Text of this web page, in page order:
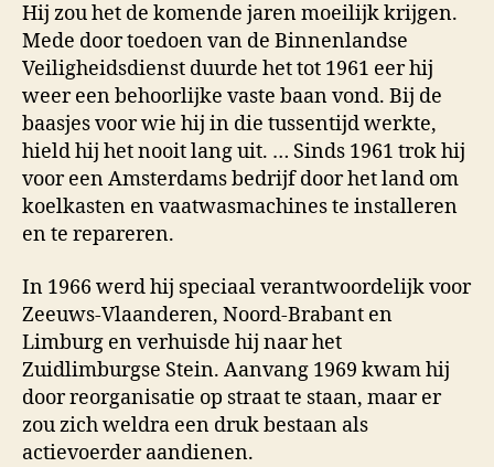
Hij zou het de komende jaren moeilijk krijgen.
Mede door toedoen van de Binnen­landse
Veiligheids­dienst duurde het tot 1961 eer hij
weer een behoorlijke vaste baan vond. Bij de
baas­jes voor wie hij in die tussentijd werkte,
hield hij het nooit lang uit. … Sinds 1961 trok hij
voor een Amsterdams bedrijf door het land om
koelkas­ten en vaatwas­machines te instal­leren
en te repareren.
In 1966 werd hij speci­aal verantwoordelijk voor
Zeeuws‑­Vlaanderen, Noord‑­Brabant en
Limburg en verhuisde hij naar het
Zuidlimburgse Stein. Aanvang 1969 kwam hij
door reorganisatie op straat te staan, maar er
zou zich weldra een druk bestaan als
actievoerder aandienen.